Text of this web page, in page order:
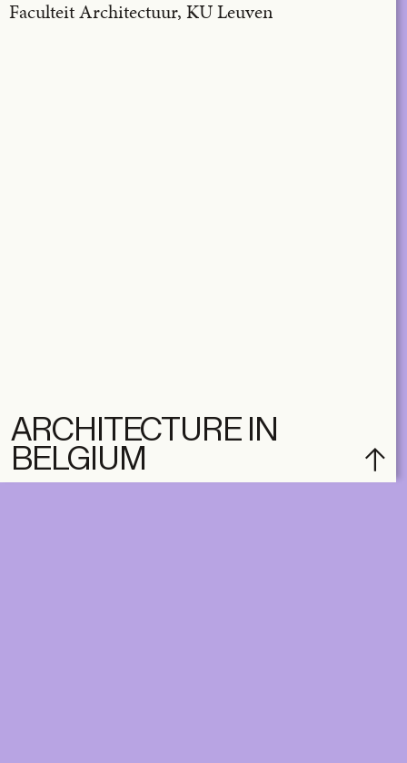
Faculteit Architectuur, KU Leuven
ARCHITECTURE IN
BELGIUM